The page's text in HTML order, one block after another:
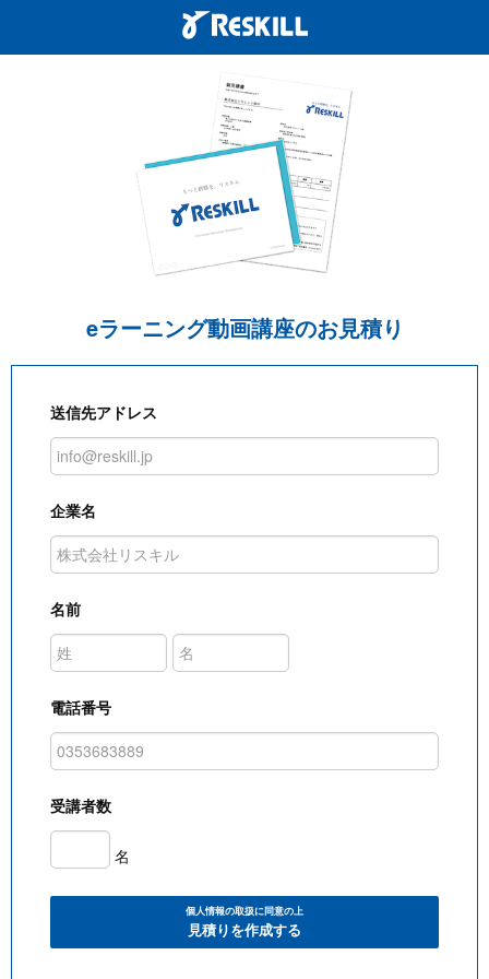
eラーニング動画講座のお見積り
送信先アドレス
企業名
名前
電話番号
受講者数
名
個人情報の取扱に同意の上
見積りを作成する